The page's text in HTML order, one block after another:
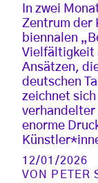
In zwei
Zentrum der
biennalen
Vielfältigkeit
Ansätzen,
deutschen
zeichnet
verhandelter
enorme
12/01/2026
VON
PETER